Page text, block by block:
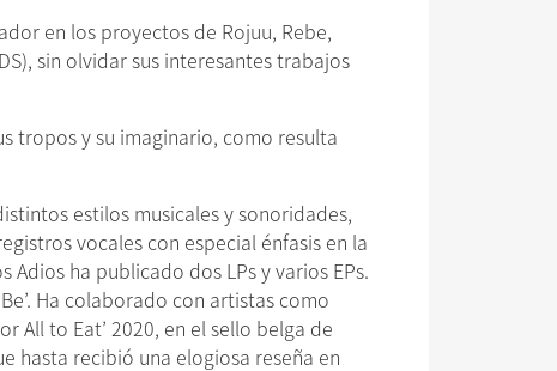
en los proyectos de Rojuu, Rebe,
sin olvidar sus interesantes trabajos
tropos y su imaginario, como resulta
estilos musicales y sonoridades,
vocales con especial énfasis en la
ha publicado dos LPs y varios EPs.
Ha colaborado con artistas como
All to Eat’ 2020, en el sello belga de
hasta recibió una elogiosa reseña en